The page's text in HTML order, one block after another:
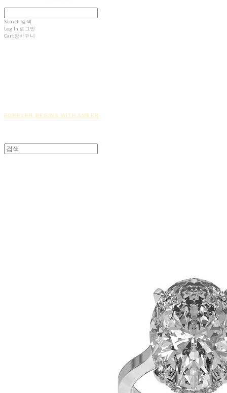
Search 검색
Log In 로그인
Cart장바구니
FOREVER BEGINS WITH AMBER